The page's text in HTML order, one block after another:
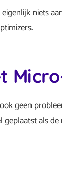
niets
geen
geplaatst als